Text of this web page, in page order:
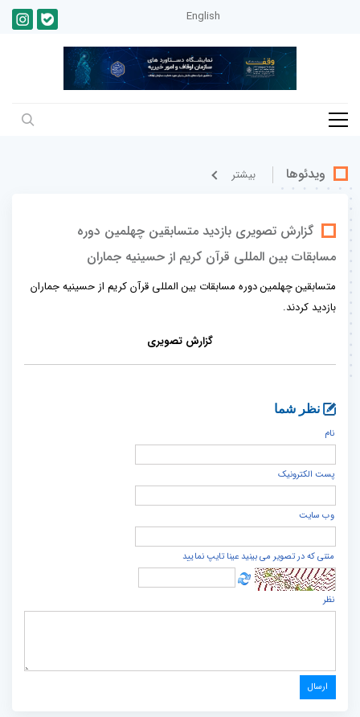
English
ویدئوها بيشتر
گزارش تصویری بازدید متسابقین چهلمین دوره
مسابقات بین المللی قرآن کریم از حسینیه جماران
متسابقین چهلمین دوره مسابقات بین المللی قرآن کریم از حسینیه جماران
بازدید کردند.
گزارش تصویری
نظر شما
نام
پست الكترونيک
وب سایت
متنی که در تصویر می بینید عینا تایپ نمایید
نظر